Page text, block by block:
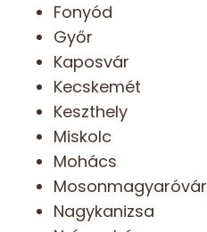
Fonyód
Győr
Kaposvár
Kecskemét
Keszthely
Miskolc
Mohács
Mosonmagyaróvár
Nagykanizsa